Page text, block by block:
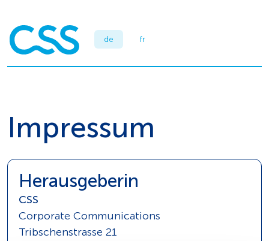
de fr
Impressum
Heraus­geberin
CSS
Corporate Communications
Tribschenstrasse 21